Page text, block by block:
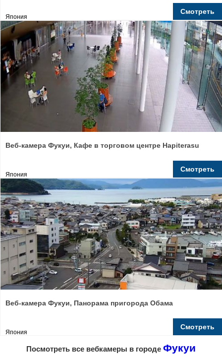
Япония
Смотреть
Веб-камера Фукуи, Кафе в торговом центре Hapiterasu
Япония
Смотреть
Веб-камера Фукуи, Панорама пригорода Обама
Япония
Смотреть
Посмотреть все вебкамеры в городе Фукуи